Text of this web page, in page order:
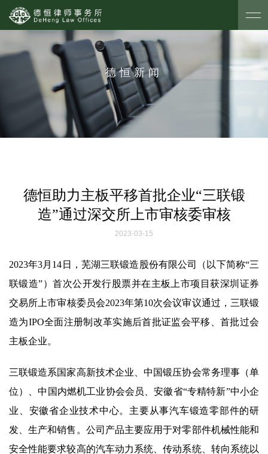
德恒新闻
德恒助力主板平移首批企业“三联锻
造”通过深交所上市审核委审核
2023-03-15
2023年3月14日，芜湖三联锻造股份有限公司（以下简称“三
联锻造”）首次公开发行股票并在主板上市项目获深圳证券
交易所上市审核委员会2023年第10次会议审议通过，三联锻
造为IPO全面注册制改革实施后首批证监会平移、首批过会
主板企业。
三联锻造系国家高新技术企业、中国锻压协会常务理事（单
位）、中国内燃机工业协会会员、安徽省“专精特新”中小企
业、安徽省企业技术中心。主要从事汽车锻造零部件的研
发、生产和销售。公司产品主要应用于对零部件机械性能和
安全性能要求较高的汽车动力系统、传动系统、转向系统以